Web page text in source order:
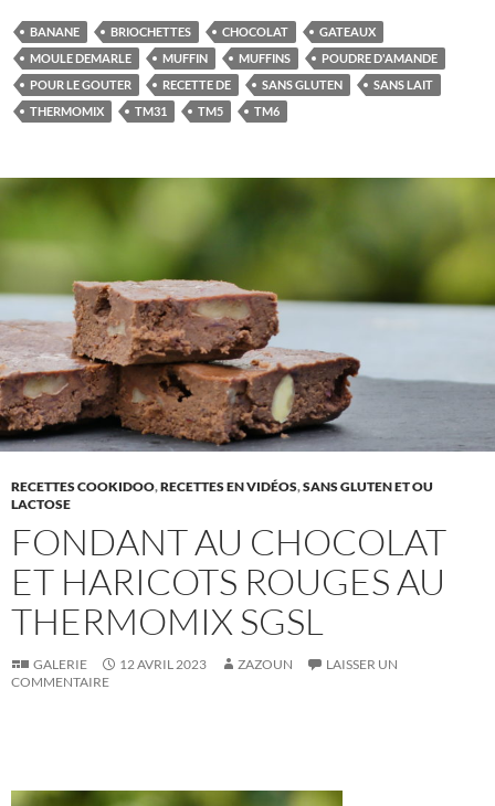
BANANE BRIOCHETTES CHOCOLAT
GATEAUX
MOULE DEMARLE
MUFFIN MUFFINS
POUDRE D'AMANDE
POUR LE GOUTER
RECETTE DE SANS GLUTEN
SANS LAIT
THERMOMIX
TM31 TM5 TM6
RECETTES COOKIDOO,RECETTES EN VIDÉOS,SANS GLUTEN ET OU
LACTOSE
FONDANT AU CHOCOLAT
ET HARICOTS ROUGES AU
THERMOMIX SGSL
GALERIE 12 AVRIL 2023 ZAZOUN
LAISSER UN
COMMENTAIRE